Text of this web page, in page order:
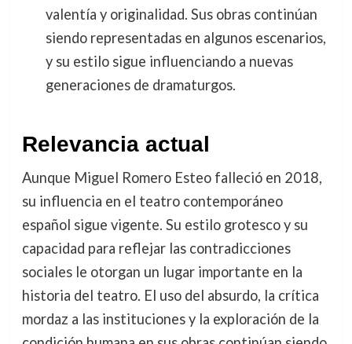
valentía y originalidad. Sus obras continúan
siendo representadas en algunos escenarios,
y su estilo sigue influenciando a nuevas
generaciones de dramaturgos.
Relevancia actual
Aunque Miguel Romero Esteo falleció en 2018,
su influencia en el teatro contemporáneo
español sigue vigente. Su estilo grotesco y su
capacidad para reflejar las contradicciones
sociales le otorgan un lugar importante en la
historia del teatro. El uso del absurdo, la crítica
mordaz a las instituciones y la exploración de la